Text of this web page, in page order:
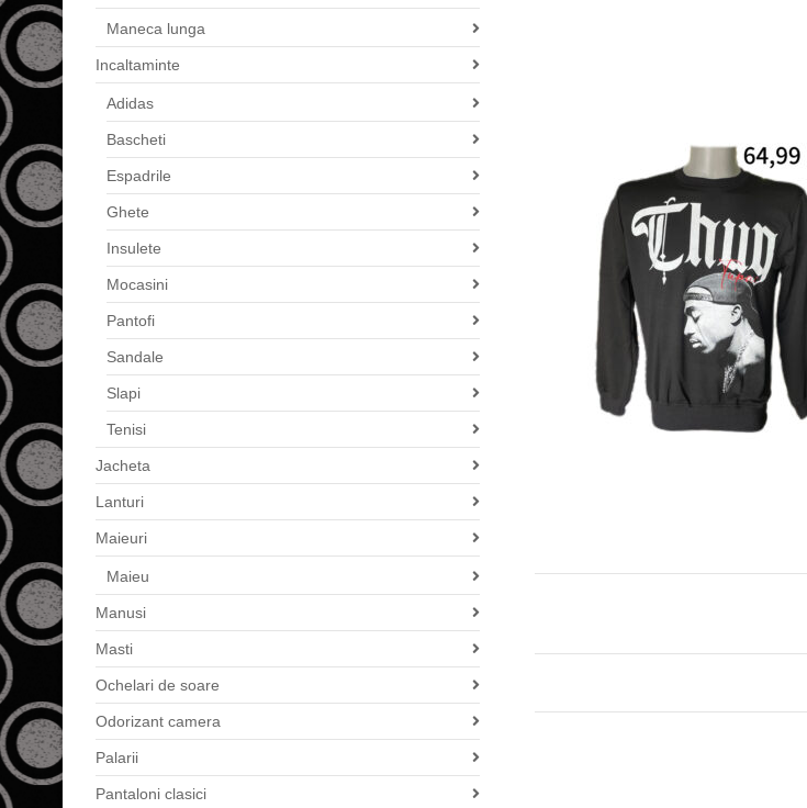
Maneca lunga
Incaltaminte
Adidas
Bascheti
Espadrile
Ghete
Insulete
Mocasini
Pantofi
Sandale
Slapi
Tenisi
Jacheta
Lanturi
Maieuri
Maieu
Manusi
Masti
Ochelari de soare
Odorizant camera
Palarii
Pantaloni clasici